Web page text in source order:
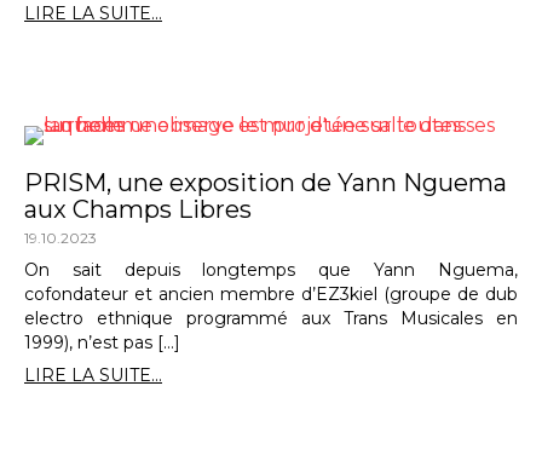
LIRE LA SUITE...
PRISM, une exposition de Yann Nguema
aux Champs Libres
19.10.2023
On sait depuis longtemps que Yann Nguema,
cofondateur et ancien membre d’EZ3kiel (groupe de dub
electro ethnique programmé aux Trans Musicales en
1999), n’est pas […]
LIRE LA SUITE...